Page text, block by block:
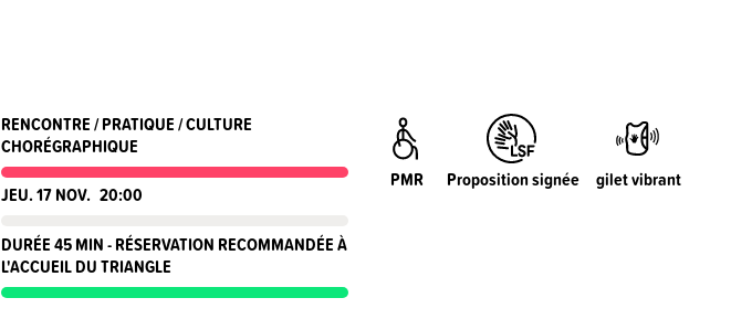
RENCONTRE / PRATIQUE / CULTURE
CHORÉGRAPHIQUE
JEU. 17 NOV. 20:00
DURÉE 45 MIN - RÉSERVATION RECOMMANDÉE À
L'ACCUEIL DU TRIANGLE
PMR Proposition signée gilet vibrant